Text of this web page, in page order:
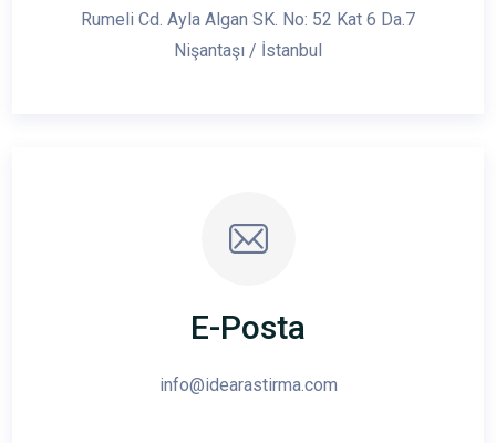
Rumeli Cd. Ayla Algan SK. No: 52 Kat 6 Da.7
Nişantaşı / İstanbul
E-Posta
info@idearastirma.com